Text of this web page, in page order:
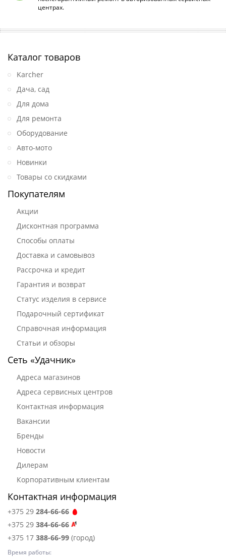
центрах.
Каталог товаров
Karcher
Дача, сад
Для дома
Для ремонта
Оборудование
Авто-мото
Новинки
Товары со скидками
Покупателям
Акции
Дисконтная программа
Способы оплаты
Доставка и самовывоз
Рассрочка и кредит
Гарантия и возврат
Статус изделия в сервисе
Подарочный сертификат
Справочная информация
Статьи и обзоры
Сеть «Удачник»
Адреса магазинов
Адреса сервисных центров
Контактная информация
Вакансии
Бренды
Новости
Дилерам
Корпоративным клиентам
Контактная информация
+375 29 284-66-66
+375 29 384-66-66
+375 17 388-66-99 (город)
Время работы: